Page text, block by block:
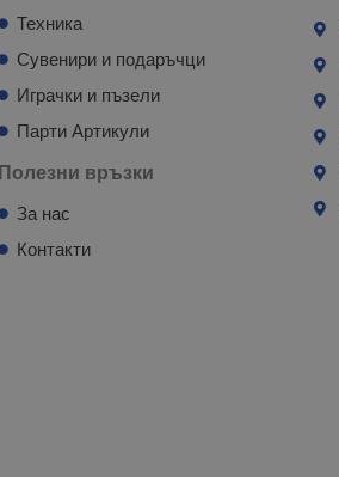
Техника
Сувенири и подаръчци
Играчки и пъзели
Парти Артикули
Полезни връзки
За нас
Контакти